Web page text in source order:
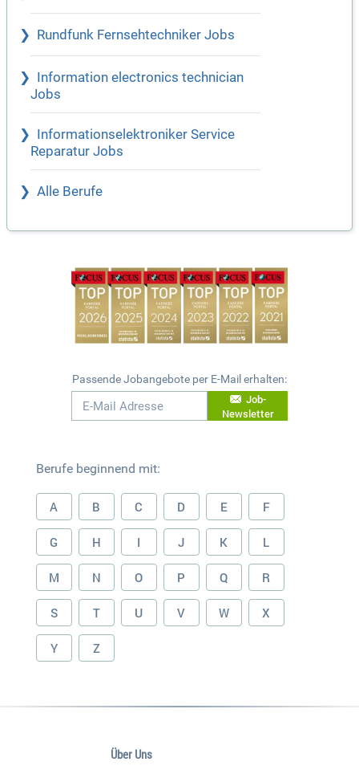
Rundfunk Fernsehtechniker Jobs
Information electronics technician
Jobs
Informationselektroniker Service
Reparatur Jobs
Alle Berufe
Passende Jobangebote per E-Mail erhalten:
Job-
Newsletter
Berufe beginnend mit:
A B C D E F
G H I J K L
M N O P Q R
S T U V W X
Y Z
Über Uns